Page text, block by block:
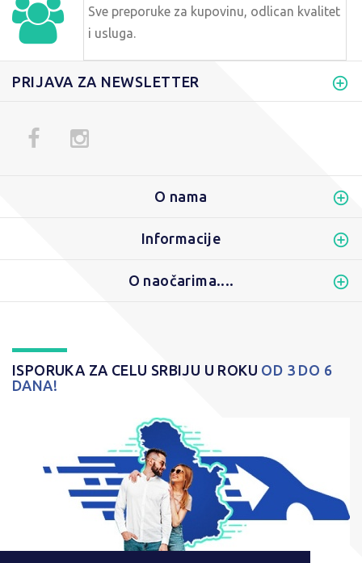
Sve preporuke za kupovinu, odlican kvalitet
i usluga.
PRIJAVA ZA NEWSLETTER
O nama
Informacije
O naočarima....
ISPORUKA ZA CELU SRBIJU U ROKU OD 3 DO 6
DANA!